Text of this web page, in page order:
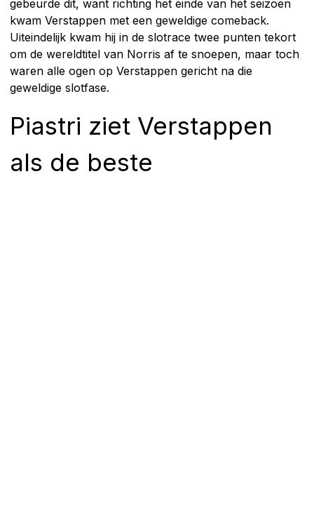
gebeurde dit, want richting het einde van het seizoen
kwam Verstappen met een geweldige comeback.
Uiteindelijk kwam hij in de slotrace twee punten tekort
om de wereldtitel van Norris af te snoepen, maar toch
waren alle ogen op Verstappen gericht na die
geweldige slotfase.
Piastri ziet Verstappen
als de beste